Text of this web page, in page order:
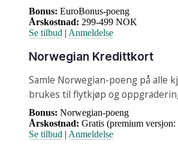
Bonus: EuroBonus-poeng
Årskostnad: 299-499 NOK
Se tilbud | Anmeldelse
Norwegian Kredittkort
Samle Norwegian-poeng på alle
brukes til flytkjøp og
Bonus: Norwegian-poeng
Årskostnad: Gratis (premium
Se tilbud | Anmeldelse